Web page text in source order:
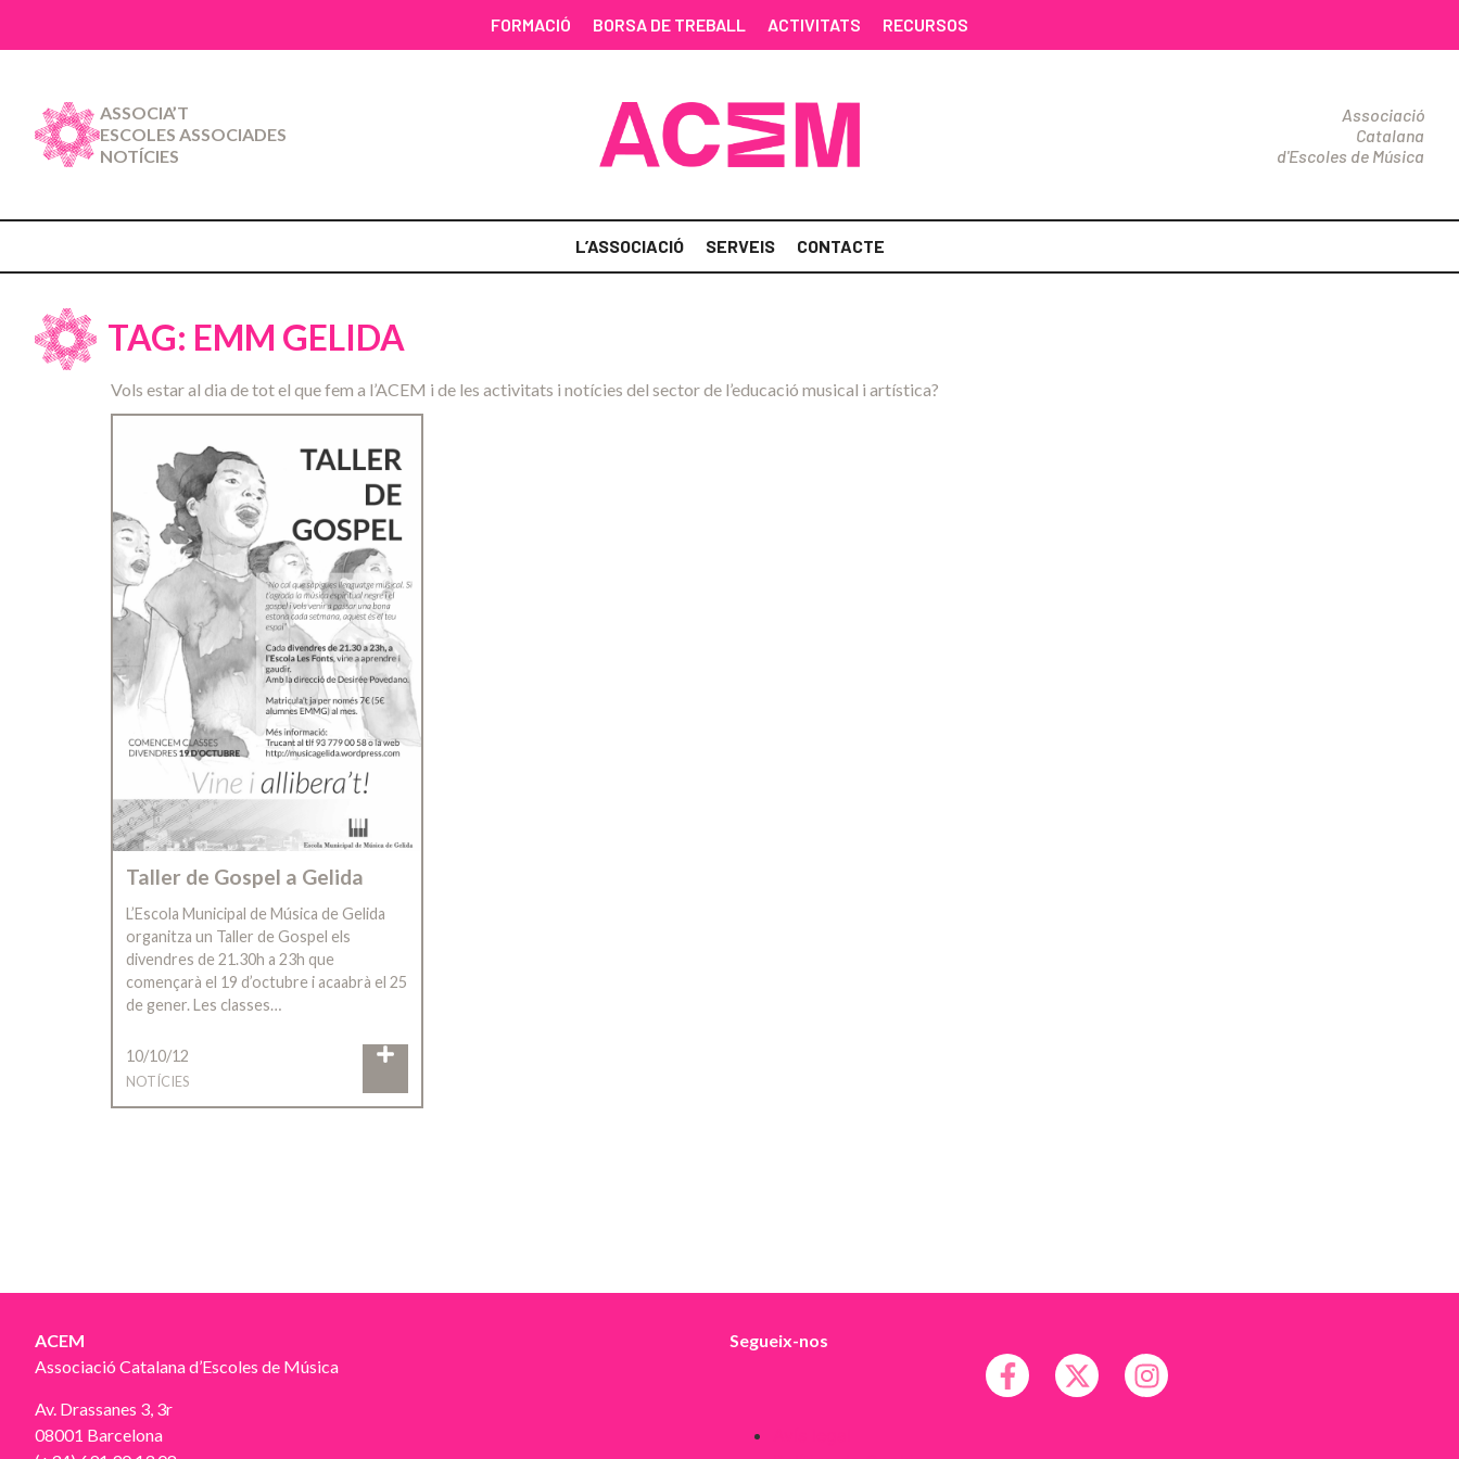
FORMACIÓ BORSA DE TREBALL ACTIVITATS RECURSOS
ASSOCIA’T
ESCOLES ASSOCIADES
NOTÍCIES
Associació
Catalana
d'Escoles de Música
L’ASSOCIACIÓ SERVEIS CONTACTE
TAG: EMM GELIDA
Vols estar al dia de tot el que fem a l’ACEM i de les activitats i notícies del sector de l’educació musical i artística?
Taller de Gospel a Gelida
L’Escola Municipal de Música de Gelida
organitza un Taller de Gospel els
divendres de 21.30h a 23h que
començarà el 19 d’octubre i acaabrà el 25
de gener. Les classes…
10/10/12
NOTÍCIES
ACEM
Associació Catalana d’Escoles de Música
Av. Drassanes 3, 3r
08001 Barcelona
Segueix-nos